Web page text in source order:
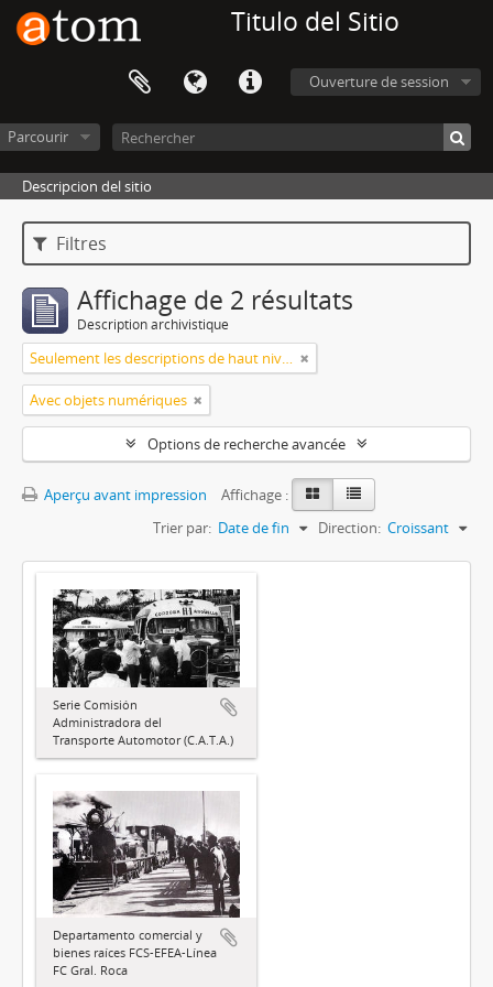
Titulo del Sitio
Ouverture de session
Parcourir
Descripcion del sitio
Filtres
Affichage de 2 résultats
Description archivistique
Seulement les descriptions de haut niveau
Avec objets numériques
Options de recherche avancée
Aperçu avant impression
Affichage :
Trier par: Date de fin Direction: Croissant
Serie Comisión
Administradora del
Transporte Automotor (C.A.T.A.)
Departamento comercial y
bienes raíces FCS-EFEA-Línea
FC Gral. Roca